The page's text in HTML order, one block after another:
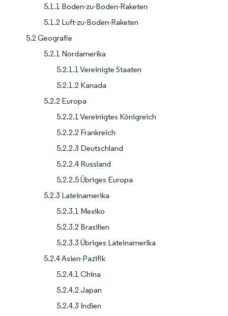
5.1.1 Boden-zu-Boden-Raketen
5.1.2 Luft-zu-Boden-Raketen
5.2 Geografie
5.2.1 Nordamerika
5.2.1.1 Vereinigte Staaten
5.2.1.2 Kanada
5.2.2 Europa
5.2.2.1 Vereinigtes Königreich
5.2.2.2 Frankreich
5.2.2.3 Deutschland
5.2.2.4 Russland
5.2.2.5 Übriges Europa
5.2.3 Lateinamerika
5.2.3.1 Mexiko
5.2.3.2 Brasilien
5.2.3.3 Übriges Lateinamerika
5.2.4 Asien-Pazifik
5.2.4.1 China
5.2.4.2 Japan
5.2.4.3 Indien